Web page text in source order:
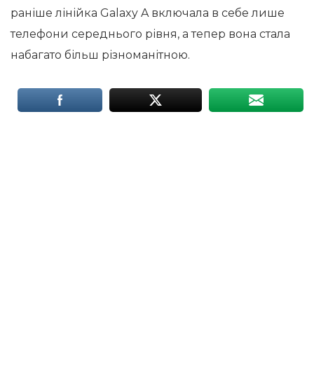
раніше лінійка Galaxy A включала в себе лише
телефони середнього рівня, а тепер вона стала
набагато більш різноманітною.